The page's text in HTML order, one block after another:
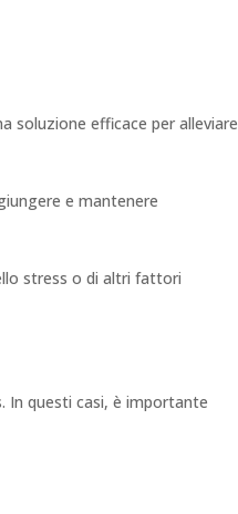
soluzione efficace per alleviare
e mantenere
stress o di altri fattori
In questi casi, è importante